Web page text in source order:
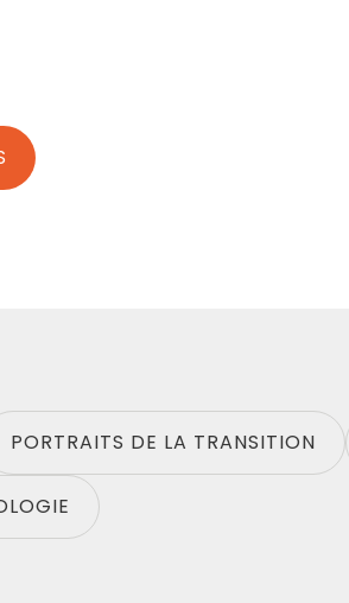
PORTRAITS DE LA TRANSITION